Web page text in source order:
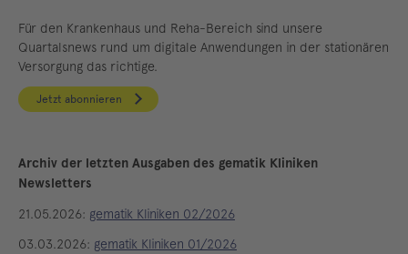
Für den Krankenhaus und Reha-Bereich sind unsere
Quartalsnews rund um digitale Anwendungen in der stationären
Versorgung das richtige.
Jetzt abonnieren
Archiv der letzten Ausgaben des gematik Kliniken
Newsletters
21.05.2026: gematik Kliniken 02/2026
03.03.2026: gematik Kliniken 01/2026